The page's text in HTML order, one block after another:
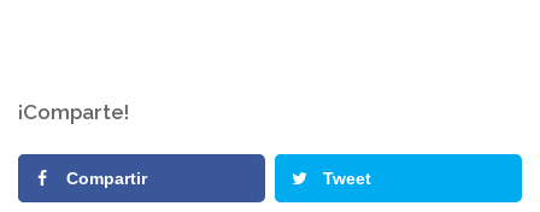
¡Comparte!
Compartir Tweet